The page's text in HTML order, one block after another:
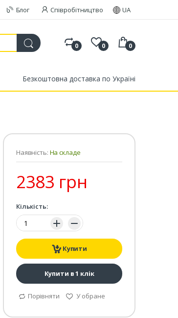
Блог Співробітництво UA
0 0 0
Безкоштовна доставка по Україні
Наявність: На складе
2383 грн
Кількість:
Кількість:
Купити
Купити в 1 клік
Порівняти У обране